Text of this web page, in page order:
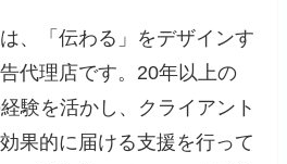
、「伝わる」をデザインす
代理店です。20年以上の
験を活かし、クライアント
果的に届ける支援を行って